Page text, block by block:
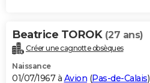
Beatrice TOROK (27 ans)
Créer une cagnotte obsèques
Naissance
01/07/1967 à Avion (Pas-de-Calais)